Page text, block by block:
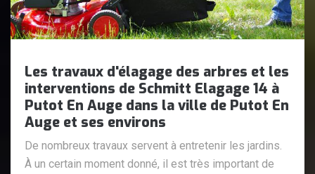
Les travaux d'élagage des arbres et les
interventions de Schmitt Elagage 14 à
Putot En Auge dans la ville de Putot En
Auge et ses environs
De nombreux travaux servent à entretenir les jardins.
À un certain moment donné, il est très important de